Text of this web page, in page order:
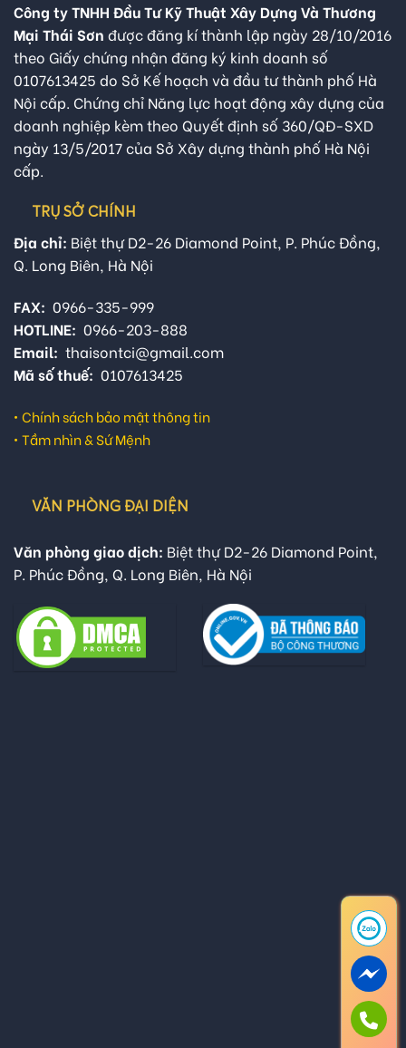
Công ty TNHH Đầu Tư Kỹ Thuật Xây Dựng Và Thương
Mại Thái Sơn được đăng kí thành lập ngày 28/10/2016
theo Giấy chứng nhận đăng ký kinh doanh số
0107613425 do Sở Kế hoạch và đầu tư thành phố Hà
Nội cấp. Chứng chỉ Năng lực hoạt động xây dựng của
doanh nghiệp kèm theo Quyết định số 360/QĐ-SXD
ngày 13/5/2017 của Sở Xây dựng thành phố Hà Nội
cấp.
TRỤ SỞ CHÍNH
Địa chỉ: Biệt thự D2-26 Diamond Point, P. Phúc Đồng,
Q. Long Biên, Hà Nội
FAX: 0966-335-999
HOTLINE: 0966-203-888
Email: thaisontci@gmail.com
Mã số thuế: 0107613425
• Chính sách bảo mật thông tin
• Tầm nhìn & Sứ Mệnh
VĂN PHÒNG ĐẠI DIỆN
Văn phòng giao dịch: Biệt thự D2-26 Diamond Point,
P. Phúc Đồng, Q. Long Biên, Hà Nội